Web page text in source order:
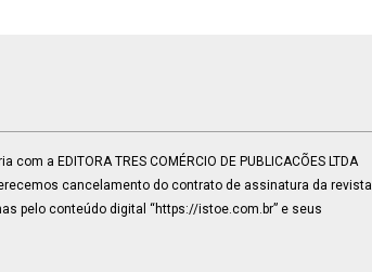
a EDITORA TRES COMÉRCIO DE PUBLICACÕES LTDA
cancelamento do contrato de assinatura da revista
pelo conteúdo digital “https://istoe.com.br” e seus